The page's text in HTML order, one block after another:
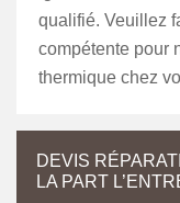
qualifié. Veuillez
compétente pour
thermique chez
DEVIS
LA PART